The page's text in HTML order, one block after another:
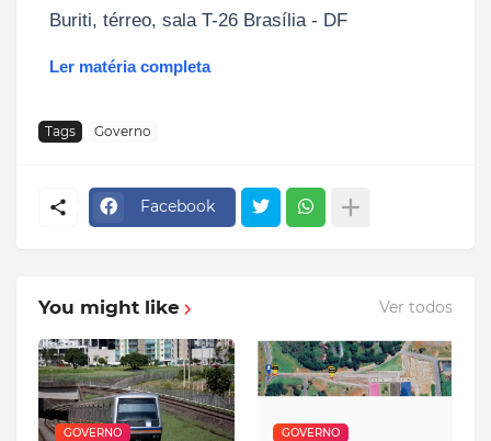
Buriti, térreo, sala T-26 Brasília - DF
Ler matéria completa
Tags Governo
Facebook
You might like Ver todos
GOVERNO GOVERNO